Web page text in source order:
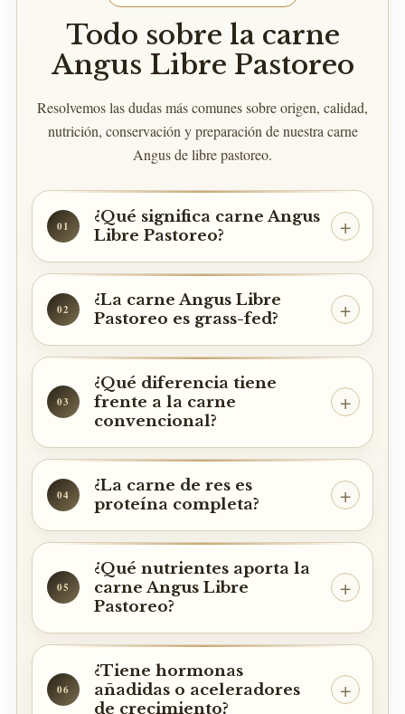
Todo sobre la carne
Angus Libre Pastoreo
Resolvemos las dudas más comunes sobre origen, calidad,
nutrición, conservación y preparación de nuestra carne
Angus de libre pastoreo.
01
¿Qué significa carne Angus
Libre Pastoreo?
02
¿La carne Angus Libre
Pastoreo es grass-fed?
03
¿Qué diferencia tiene
frente a la carne
convencional?
04
¿La carne de res es
proteína completa?
05
¿Qué nutrientes aporta la
carne Angus Libre
Pastoreo?
06
¿Tiene hormonas
añadidas o aceleradores
de crecimiento?